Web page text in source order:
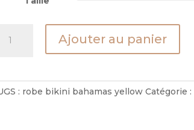
Ajouter au panier
: robe bikini bahamas yellow Catégorie :